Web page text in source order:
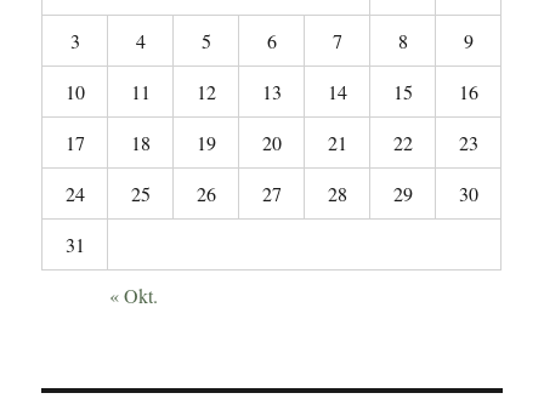
3
4 5 6 7 8
9
10
11 12 13 14 15
16
17
18 19 20 21 22
23
24
25 26 27 28 29
30
31
« Okt.